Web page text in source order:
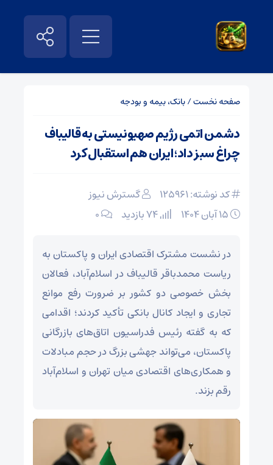
صفحه نخست/بانک، بیمه و بودجه
دشمن اتمی رژیم صهیونیستی به قالیباف
چراغ سبز داد؛ ایران هم استقبال کرد
کد نوشته: 125961
گسترش نیوز
۰
در نشست مشترک اقتصادی ایران و پاکستان به
ریاست محمدباقر قالیباف در اسلام‌آباد، فعالان
بخش خصوصی دو کشور بر ضرورت رفع موانع
تجاری و ایجاد کانال بانکی تأکید کردند؛ اقدامی
که به گفته رئیس فدراسیون اتاق‌های بازرگانی
پاکستان، می‌تواند جهشی بزرگ در حجم مبادلات
و همکاری‌های اقتصادی میان تهران و اسلام‌آباد
رقم بزند.